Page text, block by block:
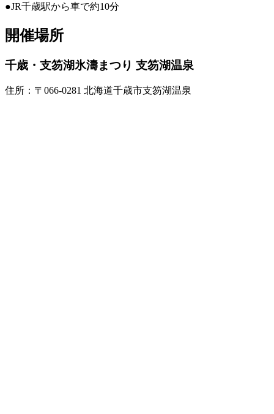
●JR千歳駅から車で約10分
開催場所
千歳・支笏湖氷濤まつり 支笏湖温泉
住所：〒066-0281 北海道千歳市支笏湖温泉